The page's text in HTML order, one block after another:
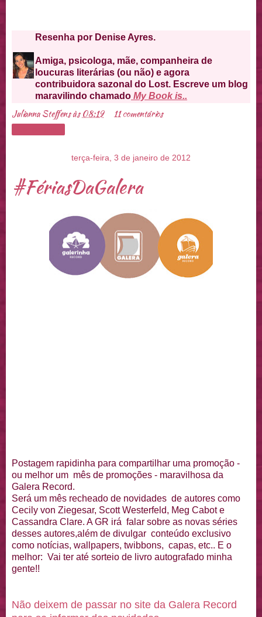
Resenha por Denise Ayres.
Amiga, psicologa, mãe, companheira de
loucuras literárias (ou não) e agora
contribuidora sazonal do Lost. Escreve um blog
maravilindo chamado My Book is..
Julianna Steffensàs08:19 11 comentários
terça-feira, 3 de janeiro de 2012
#FériasDaGalera
Postagem rapidinha para compartilhar uma promoção -
ou melhor um mês de promoções - maravilhosa da
Galera Record.
Será um mês recheado de novidades de autores como
Cecily von Ziegesar, Scott Westerfeld, Meg Cabot e
Cassandra Clare. A GR irá falar sobre as novas séries
desses autores,além de divulgar conteúdo exclusivo
como notícias, wallpapers, twibbons, capas, etc.. E o
melhor: Vai ter até sorteio de livro autografado minha
gente!!
Não deixem de passar no site da Galera Record